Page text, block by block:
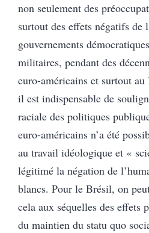
non seulement des
surtout des effets négatifs de
gouvernements
militaires, pendant des
euro-américains et surtout
il est indispensable de
raciale des politiques
euro-américains n’a été
au travail idéologique et «
légitimé la négation de
blancs. Pour le Brésil, on
cela aux séquelles des effets
du maintien du statu quo